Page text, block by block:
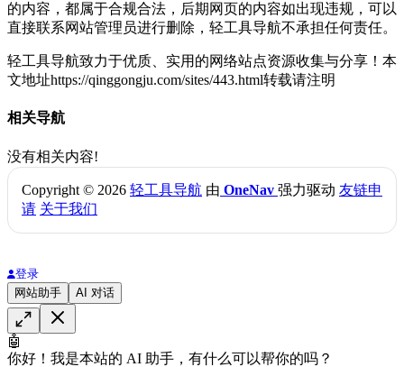
的内容，都属于合规合法，后期网页的内容如出现违规，可以
直接联系网站管理员进行删除，轻工具导航不承担任何责任。
轻工具导航致力于优质、实用的网络站点资源收集与分享！ 本
文地址https://qinggongju.com/sites/443.html转载请注明
相关导航
没有相关内容!
Copyright © 2026 轻工具导航 由 OneNav 强力驱动 友链申
请 关于我们
登录
网站助手
AI 对话
🤖
你好！我是本站的 AI 助手，有什么可以帮你的吗？